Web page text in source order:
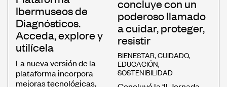
Ibermuseos de
Diagnósticos.
Acceda, explore y
utilícela
La nueva versión de la
plataforma incorpora
mejoras tecnológicas,
concluye con un
poderoso llamado
a cuidar, proteger,
resistir
BIENESTAR,CUIDADO,
EDUCACIÓN,
SOSTENIBILIDAD